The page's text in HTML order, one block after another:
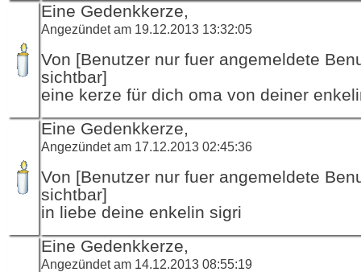
Eine Gedenkkerze,
Angezündet am 19.12.2013 13:32:05
Von [Benutzer nur fuer angemeldete
sichtbar]
eine kerze für dich oma von deiner
Eine Gedenkkerze,
Angezündet am 17.12.2013 02:45:36
Von [Benutzer nur fuer angemeldete
sichtbar]
in liebe deine enkelin sigri
Eine Gedenkkerze,
Angezündet am 14.12.2013 08:55:19